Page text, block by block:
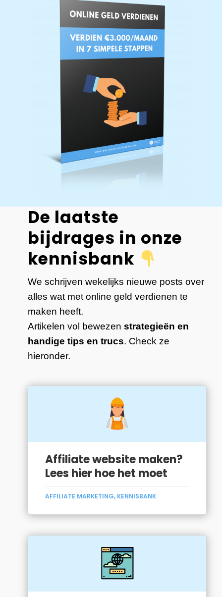
De laatste
bijdrages in onze
kennisbank
We schrijven wekelijks nieuwe posts over
alles wat met online geld verdienen te
maken heeft.
Artikelen vol bewezenstrategieën en
handige tips en trucs. Check ze
hieronder.
Affiliate website maken?
Lees hier hoe het moet
AFFILIATE MARKETING, KENNISBANK